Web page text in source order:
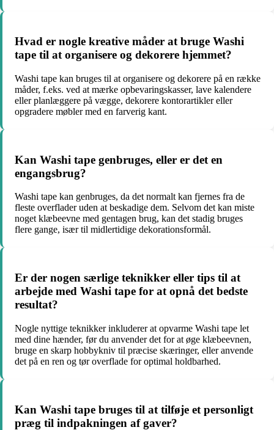
Hvad er nogle kreative måder at bruge Washi
tape til at organisere og dekorere hjemmet?
Washi tape kan bruges til at organisere og dekorere på en række
måder, f.eks. ved at mærke opbevaringskasser, lave kalendere
eller planlæggere på vægge, dekorere kontorartikler eller
opgradere møbler med en farverig kant.
Kan Washi tape genbruges, eller er det en
engangsbrug?
Washi tape kan genbruges, da det normalt kan fjernes fra de
fleste overflader uden at beskadige dem. Selvom det kan miste
noget klæbeevne med gentagen brug, kan det stadig bruges
flere gange, især til midlertidige dekorationsformål.
Er der nogen særlige teknikker eller tips til at
arbejde med Washi tape for at opnå det bedste
resultat?
Nogle nyttige teknikker inkluderer at opvarme Washi tape let
med dine hænder, før du anvender det for at øge klæbeevnen,
bruge en skarp hobbykniv til præcise skæringer, eller anvende
det på en ren og tør overflade for optimal holdbarhed.
Kan Washi tape bruges til at tilføje et personligt
præg til indpakningen af gaver?